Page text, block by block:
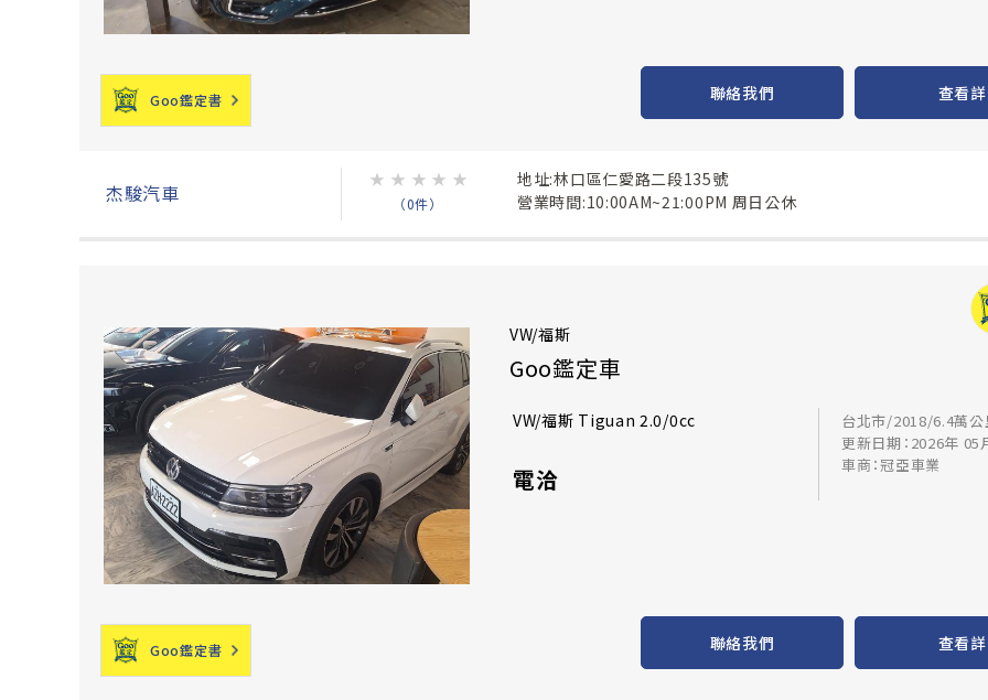
Goo鑑定書 聯絡我們 查看
杰駿汽車
★ ★ ★ ★ ★
（0件）
地址:林口區仁愛路二段135號
營業時間:10:00AM~21:00PM 周日公休
VW/福斯
Goo鑑定車
VW/福斯 Tiguan 2.0/0cc
電洽
台北市/2018/6.4萬公
更新日期：2026年 05
車商：冠亞車業
Goo鑑定書 聯絡我們 查看